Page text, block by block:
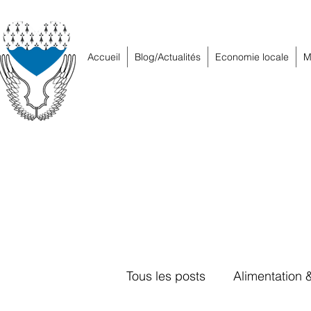
Accueil Blog/Actualités Economie locale
Tous les posts Alimentation